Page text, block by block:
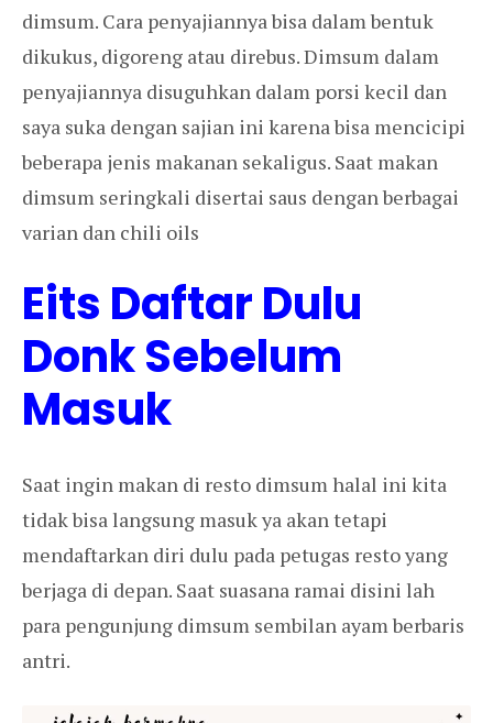
dimsum. Cara penyajiannya bisa dalam bentuk
dikukus, digoreng atau direbus. Dimsum dalam
penyajiannya disuguhkan dalam porsi kecil dan
saya suka dengan sajian ini karena bisa mencicipi
beberapa jenis makanan sekaligus. Saat makan
dimsum seringkali disertai saus dengan berbagai
varian dan chili oils
Eits Daftar Dulu
Donk Sebelum
Masuk
Saat ingin makan di resto dimsum halal ini kita
tidak bisa langsung masuk ya akan tetapi
mendaftarkan diri dulu pada petugas resto yang
berjaga di depan. Saat suasana ramai disini lah
para pengunjung dimsum sembilan ayam berbaris
antri.